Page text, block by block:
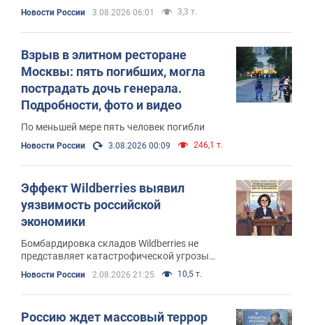
Новости России 3.08.2026 06:01 3,3 т.
Взрыв в элитном ресторане
Москвы: пять погибших, могла
пострадать дочь генерала.
Подробности, фото и видео
По меньшей мере пять человек погибли
Новости России 3.08.2026 00:09 246,1 т.
Эффект Wildberries выявил
уязвимость российской
экономики
Бомбардировка складов Wildberries не
представляет катастрофической угрозы
для российской экономики, а скорее
раздражает и нервирует россиян
Новости России 2.08.2026 21:25 10,5 т.
Россию ждет массовый террор